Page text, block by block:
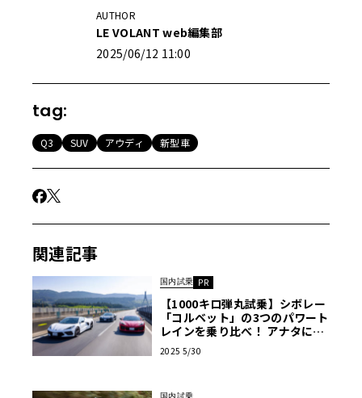
AUTHOR
LE VOLANT web編集部
2025/06/12 11:00
tag:
Q3 SUV アウディ 新型車
関連記事
国内試乗 PR
【1000キロ弾丸試乗】シボレー
「コルベット」の3つのパワート
レインを乗り比べ！ アナタにベ
ストなモデルは？
2025 5/30